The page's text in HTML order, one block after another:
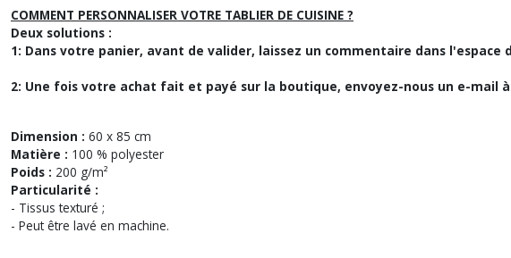
COMMENT PERSONNALISER VOTRE TABLIER DE CUISINE ?
Deux solutions :
1: Dans votre panier, avant de valider, laissez un commentaire dans
2: Une fois votre achat fait et payé sur la boutique, envoyez-nous un e-mail
Dimension : 60 x 85 cm
Matière : 100 % polyester
Poids : 200 g/m²
Particularité :
- Tissus texturé ;
- Peut être lavé en machine.